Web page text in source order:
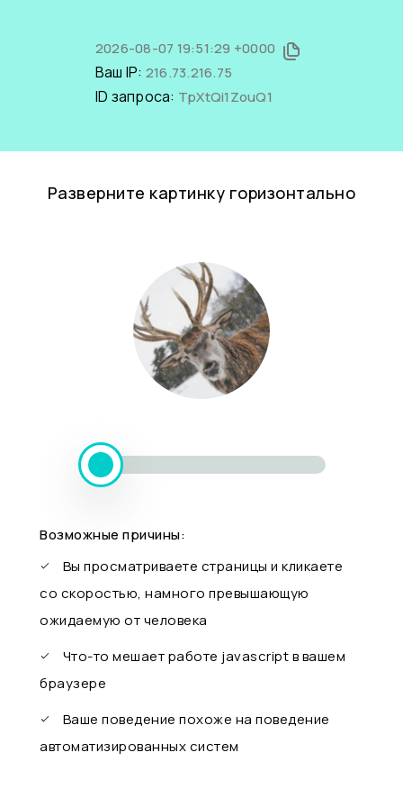
2026-08-07 19:51:29 +0000
Ваш IP: 216.73.216.75
ID запроса: TpXtQi1ZouQ1
Разверните картинку горизонтально
Возможные причины:
Вы просматриваете страницы и кликаете
со скоростью, намного превышающую
ожидаемую от человека
Что-то мешает работе javascript в вашем
браузере
Ваше поведение похоже на поведение
автоматизированных систем